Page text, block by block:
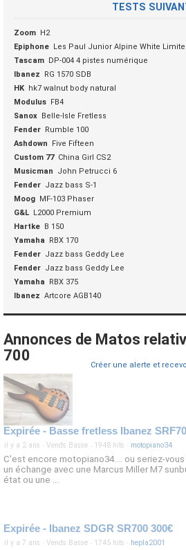
TESTS
Zoom
H2
Epiphone
Les Paul Junior Alpine White
Tascam
DP-004 4 pistes numérique
Ibanez
RG 1570 SDB
HK
hk7 walnut body natural
Modulus
FB4
Sanox
Belle-Isle Fretless
Fender
Rumble 100
Ashdown
Five Fifteen
Custom 77 China Girl CS2
Musicman
John Petrucci 6
Fender Jazz bass S-1
Moog
MF-103 Phaser
G&L
L2000 Premium
Hartke
B 150
Yamaha
RBX 170
Fender Jazz bass Geddy Lee
Fender Jazz bass Geddy Lee
Yamaha
RBX 375
Ibanez Artcore AGB140
Annonces de Matos
700
Créer une alerte et
Expirée - Basse fretless Ibanez
il y a 2 ans · Vends Basse · 1948 hits · motopiano34
C'est encore motopiano34.... ou seriez-
un échange avec une Marcus Miller M7
état ou une ...
Expirée - Ibanez SDGR SR700 300€
il y a 7 ans · Vends Basse · 1745 hits · hepla2001